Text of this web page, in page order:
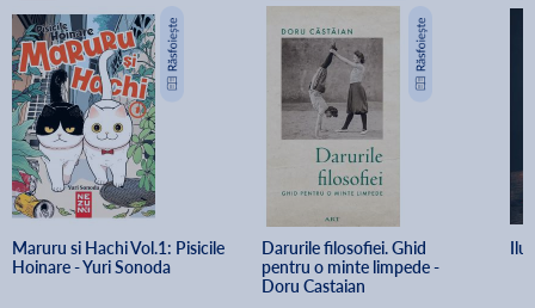
Maruru si Hachi Vol.1: Pisicile
Hoinare - Yuri Sonoda
Darurile filosofiei. Ghid
pentru o minte limpede -
Doru Castaian